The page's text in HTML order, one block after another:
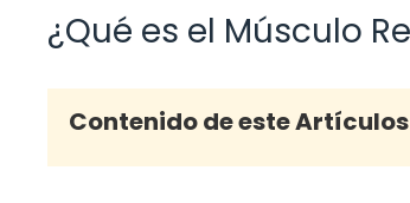
¿Qué es el Músculo
Contenido de este Artículos